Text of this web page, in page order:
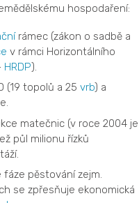
hospodaření:
rámec (zákon o sadbě a
v rámci Horizontálního
HRDP).
(19 topolů a 25vrb) a
matečnic (v roce 2004 je
půl milionu řízků
pěstování zejm.
se zpřesňuje ekonomická